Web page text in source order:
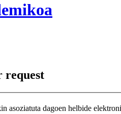
request
asoziatuta dagoen helbide